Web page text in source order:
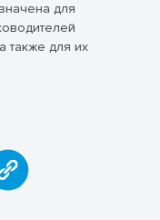
мир сказок
праздник
и
для
также для их